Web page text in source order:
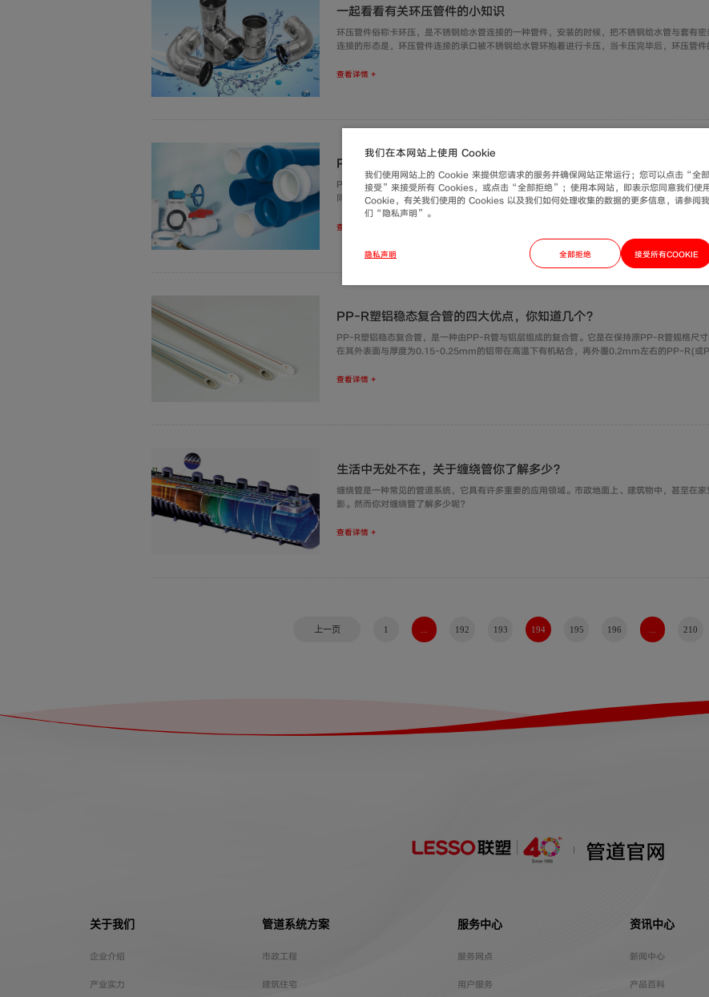
一起看看有关环压管件的小知识
环压管件俗称卡环压，是不锈钢给水管连接的一种管件，安装的时候，把不锈钢给水管与套有密
连接的形态是，环压管件连接的承口被不锈钢给水管环抱着进行卡压，当卡压完毕后，环压管
查看详情 +
PVC-U给水管有什么特点？
PVC-U给水管是用于供给生活饮用的水管，相对于排水管的要求要高些，除了物性方面达到要
同时要求环保型，即不会对储存在管里的水释放有害物质，这一点至关重要。PVC给水管也有
区别就是需要能承受压力，如果是给水工程上还需要有卫生指标，无毒无污染等检测指标。那
解的特点呢？
查看详情 +
PP-R塑铝稳态复合管的四大优点，你知道几个？
PP-R塑铝稳态复合管，是一种由PP-R管与铝层组成的复合管。它是在保持原PP-R管规格尺
在其外表面与厚度为0.15-0.25mm的铝带在高温下有机粘合，再外覆0.2mm左右的PP-R(或
刚性。
查看详情 +
生活中无处不在，关于缠绕管你了解多少？
缠绕管是一种常见的管道系统，它具有许多重要的应用领域。市政地面上、建筑物中，甚至在
影。然而你对缠绕管了解多少呢？
查看详情 +
上一页 1 192 193 194 195 196 210
管道官网
关于我们
企业介绍
产业实力
管道系统方案
市政工程
建筑住宅
服务中心
服务网点
用户服务
资讯中心
新闻中心
产品百科
我们在本网站上使用 Cookie
我们使用网站上的 Cookie 来提供您请求的服务并确保网站正常运行；您可以点击“全部
接受”来接受所有 Cookies，或点击“全部拒绝”；使用本网站，即表示您同意我们使
Cookie，有关我们使用的 Cookies 以及我们如何处理收集的数据的更多信息，请参阅我
们“隐私声明”。
隐私声明 全部拒绝 接受所有COOKIE